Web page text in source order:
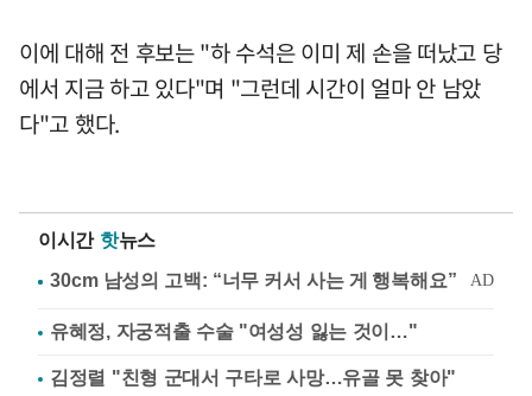
이에 대해 전 후보는 "하 수석은 이미 제 손을 떠났고 당
에서 지금 하고 있다"며 "그런데 시간이 얼마 안 남았
다"고 했다.
이시간 핫뉴스
유혜정, 자궁적출 수술 "여성성 잃는 것이…"
김정렬 "친형 군대서 구타로 사망…유골 못 찾아"